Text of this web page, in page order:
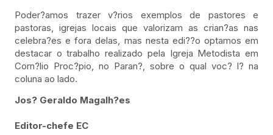
Poder?amos trazer v?rios exemplos de pastores e
pastoras, igrejas locais que valorizam as crian?as nas
celebra?es e fora delas, mas nesta edi??o optamos em
destacar o trabalho realizado pela Igreja Metodista em
Corn?lio Proc?pio, no Paran?, sobre o qual voc? l? na
coluna ao lado.
Jos? Geraldo Magalh?es
Editor-chefe EC